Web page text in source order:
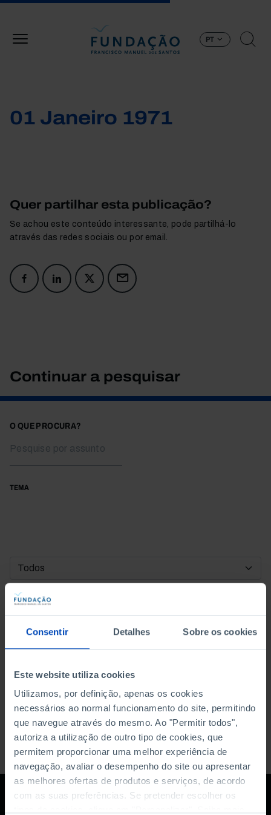
Consentir Detalhes Sobre os cookies
Este website utiliza cookies
Utilizamos, por definição, apenas os cookies
necessários ao normal funcionamento do site, permitindo
que navegue através do mesmo. Ao "Permitir todos",
autoriza a utilização de outro tipo de cookies, que
permitem proporcionar uma melhor experiência de
navegação, avaliar o desempenho do site ou apresentar
as melhores ofertas de produtos e serviços, de acordo
com as suas preferências. Se pretender escolher os
PT
01 Janeiro 1971
Quer partilhar esta publicação?
Se achou este conteúdo interessante, pode partilhá-lo
através das redes sociais ou por email.
Continuar a pesquisar
O QUE PROCURA?
TEMA
DATA DE INÍCIO
DATA DE FIM